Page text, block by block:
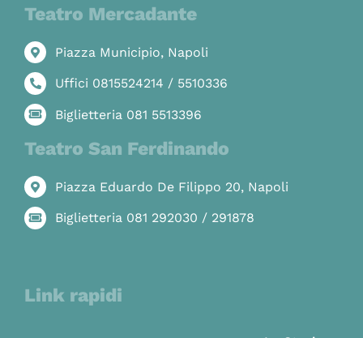
Teatro Mercadante
Piazza Municipio, Napoli
Uffici 0815524214 / 5510336
Biglietteria 081 5513396
Teatro San Ferdinando
Piazza Eduardo De Filippo 20, Napoli
Biglietteria 081 292030 / 291878
Link rapidi